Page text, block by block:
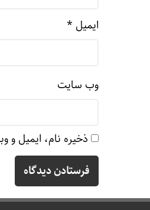
ایمیل *
وب‌ سایت
ذخیره نام، ایمیل و